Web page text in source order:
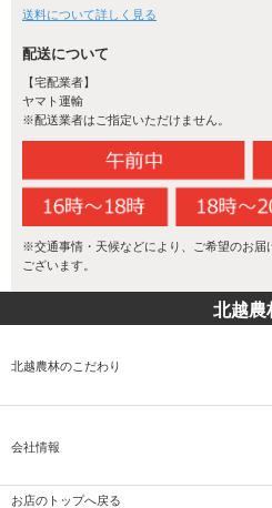
米づくりに適切な温度
新潟県の気候は、美味しい米づくり
熟する期間（出穂～刈取り）の最適
差が大きいことが新潟のお米をより
送料について詳しく見る
配送について
【宅配業者】
ヤマト運輸
※配送業者はご指定いただけません。
※交通事情・天候などにより、ご希望のお届
ございます。
北越農
北越農林のこだわり
会社情報
お店のトップへ戻る